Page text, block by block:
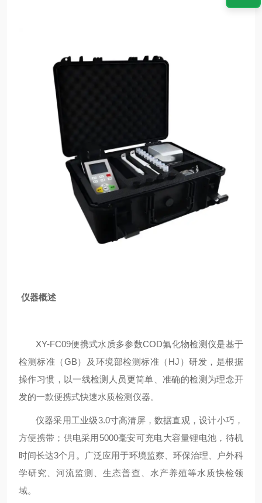
仪器概述
XY-FC09便携式水质多参数COD氟化物检测仪是基于
检测标准（GB）及环境部检测标准（HJ）研发，是根据
操作习惯，以一线检测人员更简单、准确的检测为理念开
发的一款便携式快速水质检测仪器。
仪器采用工业级3.0寸高清屏，数据直观，设计小巧，
方便携带；供电采用5000毫安可充电大容量锂电池，待机
时间长达3个月。广泛应用于环境监察、环保治理、户外科
学研究、河流监测、生态普查、水产养殖等水质快检领
域。